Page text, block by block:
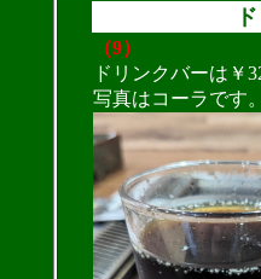
（9）
ドリンクバーは￥
写真はコーラです。